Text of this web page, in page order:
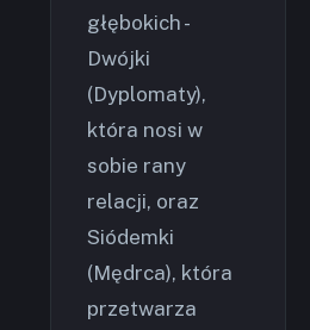
głębokich -
Dwójki
(Dyplomaty),
która nosi w
sobie rany
relacji, oraz
Siódemki
(Mędrca), która
przetwarza